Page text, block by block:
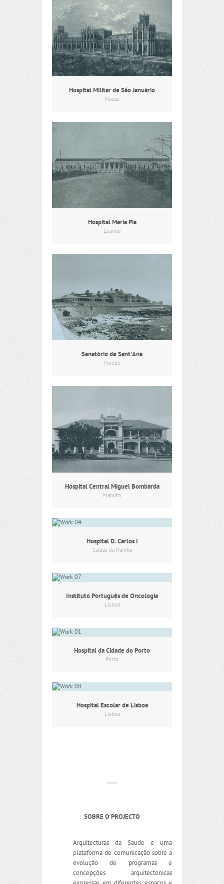
Hospital Militar de São Januário
Macau
Hospital Maria Pia
Luanda
Sanatório de Sant’Ana
Parede
Hospital Central Miguel Bombarda
Maputo
Hospital D. Carlos I
Caldas da Rainha
Instituto Português de Oncologia
Lisboa
Hospital da Cidade do Porto
Porto
Hospital Escolar de Lisboa
Lisboa
SOBRE O PROJECTO
Arquitecturas da Saúde é uma
plataforma de comunicação sobre a
evolução de programas e
concepções arquitectónicas